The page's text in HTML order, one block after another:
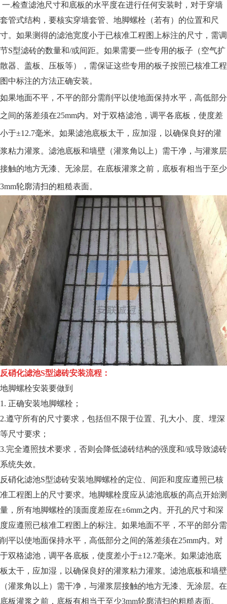
一.检查滤池尺寸和底板的水平度在进行任何安装时，对于穿墙
套管式结构，要核实穿墙套管、地脚螺栓（若有）的位置和尺
寸。如果测得的滤池宽度小于已核准工程图上标注的尺寸，需调
节S型滤砖的数量和/或间距。如果需要一些专用的板子（空气扩
散器、盖板、压板等），需保证这些专用的板子按照已核准工程
图中标注的方法正确安装。
如果地面不平，不平的部分需削平以使地面保持水平，高低部分
之间的落差须在25mm内。对于双格滤池，调平各底板，使度差
小于±12.7毫米。如果滤池底板太干，应加湿，以确保良好的灌
浆粘力灌浆。滤池底板和墙壁（灌浆角以上）需干净，与灌浆层
接触的地方无漆、无涂层。在底板灌浆之前，底板有相当于至少
3mm轮廓清扫的粗糙表面。
反硝化滤池S型滤砖安装流程：
地脚螺栓安装要做到
1. 正确安装地脚螺栓；
2.遵守所有的尺寸要求，包括但不限于位置、孔大小、度、埋深
等尺寸要求；
3.完全遵照技术要求，否则会降低滤砖结构的强度和/或导致滤砖
系统失效。
反硝化滤池S型滤砖安装地脚螺栓的定位、间距和度应遵照已核
准工程图上的尺寸要求。地脚螺栓度应从滤池底板的高点开始测
量，所有地脚螺栓的顶面度差应在±6mm之内。开孔的尺寸和深
度应遵照已核准工程图上的标注。 如果地面不平，不平的部分需
削平以使地面保持水平，高低部分之间的落差须在25mm内。对
于双格滤池，调平各底板，使度差小于±12.7毫米。如果滤池底
板太干，应加湿，以确保良好的灌浆粘力灌浆。滤池底板和墙壁
（灌浆角以上）需干净，与灌浆层接触的地方无漆、无涂层。在
底板灌浆之前，底板有相当于至少3mm轮廓清扫的粗糙表面。